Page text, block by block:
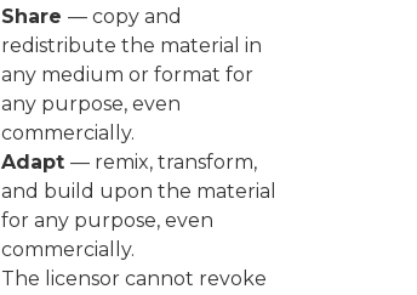
Share — copy and
redistribute the material in
any medium or format for
any purpose, even
commercially.
Adapt — remix, transform,
and build upon the material
for any purpose, even
commercially.
The licensor cannot revoke